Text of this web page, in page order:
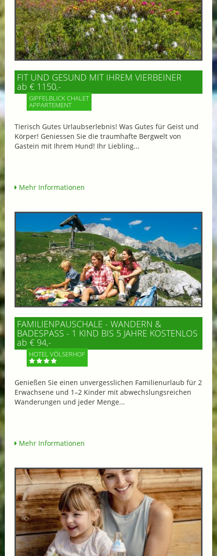
FIT UND GESUND MIT IHREM VIERBEINER
ab € 1150,-
GIPFELBLICK CHALET
APPARTEMENT
Tierisch Gutes Urlaubserlebnis! Was Gutes für Geist und
Körper! Geniessen Sie die traumhafte Bergwelt von
Gastein mit Ihrem Hund! Ihr Liebling...
Mehr Informationen
FAMILIENPAUSCHALE - WANDERN &
BADESPASS - 1 KIND BIS 5 JAHRE KOSTENLOS
ab € 94,-
HOTEL VÖLSERHOF
Genießen Sie einen unvergesslichen Familienurlaub für 2
Erwachsene und 1–2 Kinder mit abwechslungsreichen
Wanderungen und jeder Menge...
Mehr Informationen